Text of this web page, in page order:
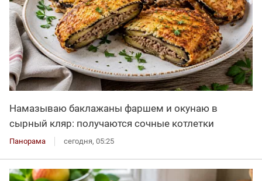
Намазываю баклажаны фаршем и окунаю в
сырный кляр: получаются сочные котлетки
Панорама сегодня, 05:25